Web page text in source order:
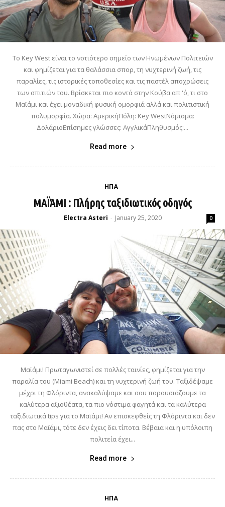
Το Key West είναι το νοτιότερο σημείο των Ηνωμένων Πολιτειών
και φημίζεται για τα θαλάσσια σπορ, τη νυχτερινή ζωή, τις
παραλίες, τις ιστορικές τοποθεσίες και τις παστέλ αποχρώσεις
των σπιτιών του. Βρίσκεται πιο κοντά στην Κούβα απ 'ό, τι στο
Μαϊάμι και έχει μοναδική φυσική ομορφιά αλλά και πολιτιστική
πολυμορφία. Χώρα: ΑμερικήΠόλη: Key WestΝόμισμα:
ΔολάριοΕπίσημες γλώσσες: ΑγγλικάΠληθυσμός:...
Read more
ΗΠΑ
ΜΑΪΆΜΙ : Πλήρης ταξιδιωτικός οδηγός
Electra Asteri - January 25, 2020 0
Μαϊάμι! Πρωταγωνιστεί σε πολλές ταινίες, φημίζεται για την
παραλία του (Miami Beach) και τη νυχτερινή ζωή του. Ταξιδέψαμε
μέχρι τη Φλόριντα, ανακαλύψαμε και σου παρουσιάζουμε τα
καλύτερα αξιοθέατα, τα πιο νόστιμα φαγητά και τα καλύτερα
ταξιδιωτικά tips για το Μαϊάμι! Αν επισκεφθείς τη Φλόριντα και δεν
πας στο Μαϊάμι, τότε δεν έχεις δει τίποτα. Βέβαια και η υπόλοιπη
πολιτεία έχει...
Read more
ΗΠΑ